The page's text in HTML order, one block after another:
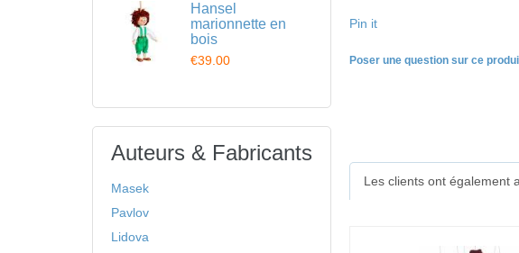
Pin it
Poser une question sur ce
Les clients ont également
Hansel
marionnette en
bois
€39.00
Auteurs & Fabricants
Masek
Pavlov
Lidova